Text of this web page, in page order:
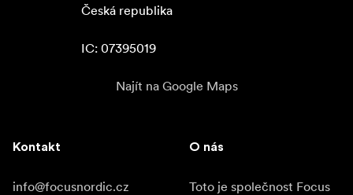
Česká republika
IC: 07395019
Najít na Google Maps
Kontakt
info@focusnordic.cz
O nás
Toto je společnost Focus